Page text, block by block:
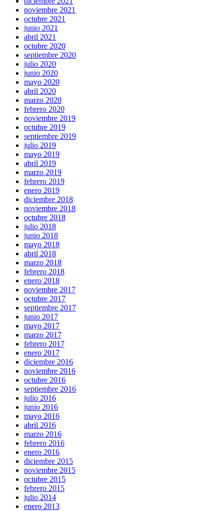
noviembre 2021
octubre 2021
junio 2021
abril 2021
octubre 2020
septiembre 2020
julio 2020
junio 2020
mayo 2020
abril 2020
marzo 2020
febrero 2020
noviembre 2019
octubre 2019
septiembre 2019
julio 2019
mayo 2019
abril 2019
marzo 2019
febrero 2019
enero 2019
diciembre 2018
noviembre 2018
octubre 2018
julio 2018
junio 2018
mayo 2018
abril 2018
marzo 2018
febrero 2018
enero 2018
noviembre 2017
octubre 2017
septiembre 2017
junio 2017
mayo 2017
marzo 2017
febrero 2017
enero 2017
diciembre 2016
noviembre 2016
octubre 2016
septiembre 2016
julio 2016
junio 2016
mayo 2016
abril 2016
marzo 2016
febrero 2016
enero 2016
diciembre 2015
noviembre 2015
octubre 2015
febrero 2015
julio 2014
enero 2013